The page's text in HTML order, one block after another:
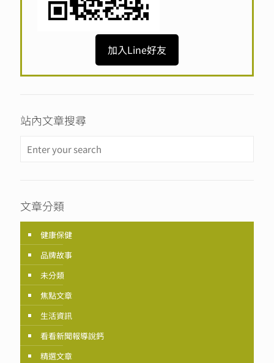
加入Line好友
站內文章搜尋
文章分類
健康保健
品牌故事
未分類
焦點文章
生活資訊
看看新聞報導說鈣
精選文章